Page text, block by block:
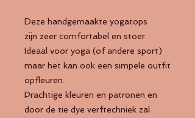
Deze handgemaakte yogatops
zijn zeer comfortabel en stoer.
Ideaal voor yoga (of andere sport)
maar het kan ook een simpele outfit
opfleuren.
Prachtige kleuren en patronen en
door de tie dye verftechniek zal